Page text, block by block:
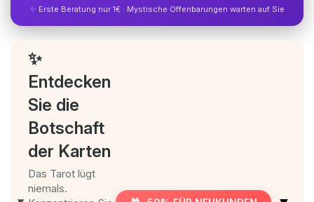
✨ Erste Beratung nur 1€ · Mystische Offenbarungen warten auf Sie
✨
Entdecken
Sie die
Botschaft
der Karten
Das Tarot lügt
niemals.